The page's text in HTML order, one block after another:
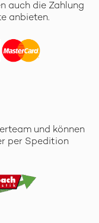
auch die Zahlung
anbieten.
und können
per Spedition